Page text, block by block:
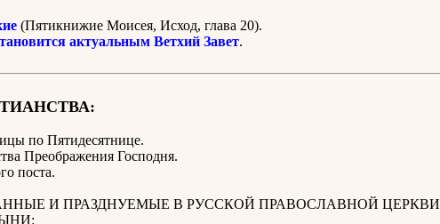
(Пятикнижие Моисея, Исход, глава 20).
актуальным Ветхий Завет.
по Пятидесятнице.
Преображения Господня.
поста.
И ПРАЗДНУЕМЫЕ В РУССКОЙ ПРАВОСЛАВНОЙ ЦЕРКВИ